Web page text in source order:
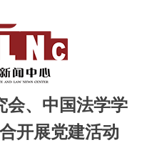
会、中国法学学
开展党建活动